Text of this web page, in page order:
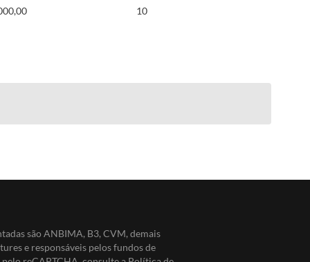
10
são ANBIMA, B3, CVM, demais
e responsáveis pelos fundos de